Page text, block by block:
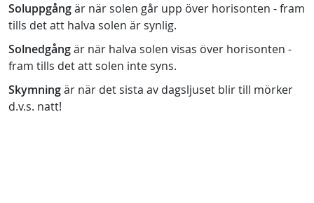
Soluppgångär när solen går upp över horisonten - fram
tills det att halva solen är synlig.
Solnedgångär när halva solen visas över horisonten -
fram tills det att solen inte syns.
Skymningär när det sista av dagsljuset blir till mörker
d.v.s. natt!